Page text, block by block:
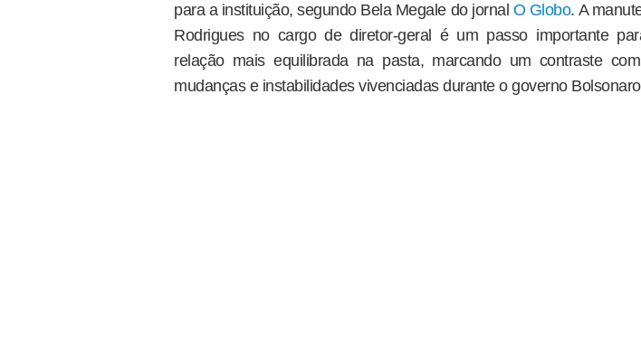
para a instituição, segundo Bela Megale do jornal O Globo. A
Rodrigues no cargo de diretor-geral é um passo importante
relação mais equilibrada na pasta, marcando um contraste
mudanças e instabilidades vivenciadas durante o governo